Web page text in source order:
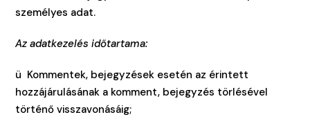
személyes adat.
Az adatkezelés időtartama:
ü Kommentek, bejegyzések esetén az érintett
hozzájárulásának a komment, bejegyzés törlésével
történő visszavonásáig;